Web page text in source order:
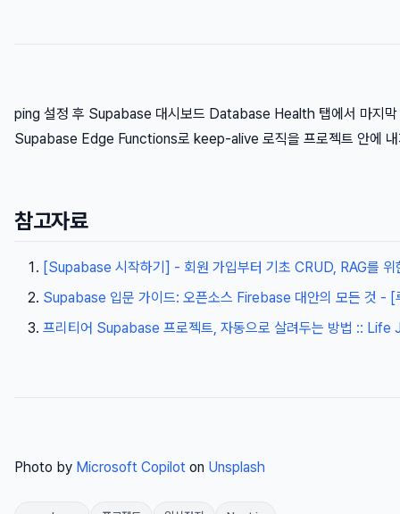
ping 설정 후 Supabase 대시보드 Database Health 탭에서 마지막
Supabase Edge Functions로 keep-alive 로직을 프로젝트 안에 내
참고자료
[Supabase 시작하기] - 회원 가입부터 기초 CRUD, RAG를
Supabase 입문 가이드: 오픈소스 Firebase 대안의 모든 것 - [
프리티어 Supabase 프로젝트, 자동으로 살려두는 방법 :: Life
Photo by Microsoft Copilot on Unsplash